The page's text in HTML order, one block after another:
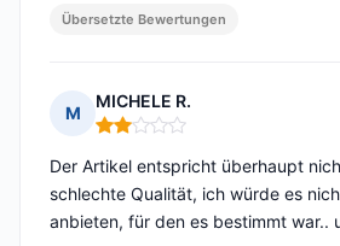
Übersetzte Bewertungen
M
MICHELE R.
Hinweis: 2 von 5
Der Artikel entspricht überhaupt
schlechte Qualität, ich würde es
anbieten, für den es bestimmt war..